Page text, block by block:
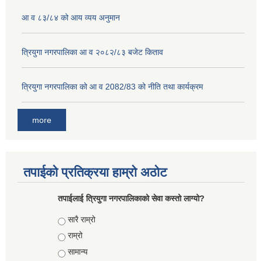
आ व ८३/८४ को आय व्यय अनुमान
त्रियुगा नगरपालिका आ व २०८२/८३ बजेट किताव
त्रियुगा नगरपालिका को आ व 2082/83 को नीति तथा कार्यक्रम
more
तपाईको प्रतिक्रया हाम्रो अठोट
तपाईलाई त्रियुगा नगरपालिकाको सेवा कस्तो लाग्यो?
Choices
सारै राम्रो
राम्रो
सामान्य